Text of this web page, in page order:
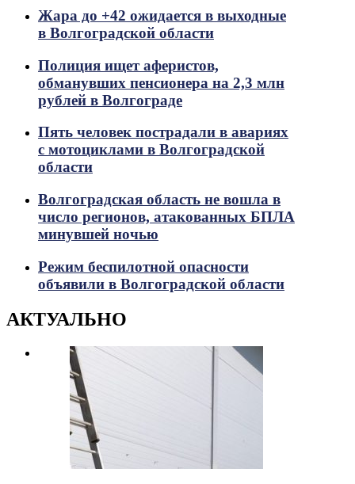
Жара до +42 ожидается в выходные
в Волгоградской области
Полиция ищет аферистов,
обманувших пенсионера на 2,3 млн
рублей в Волгограде
Пять человек пострадали в авариях
с мотоциклами в Волгоградской
области
Волгоградская область не вошла в
число регионов, атакованных БПЛА
минувшей ночью
Режим беспилотной опасности
объявили в Волгоградской области
АКТУАЛЬНО